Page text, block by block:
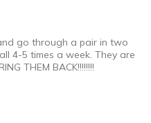
size
go through a pair in two
4-5 times a week. They are
THEM BACK!!!!!!!!